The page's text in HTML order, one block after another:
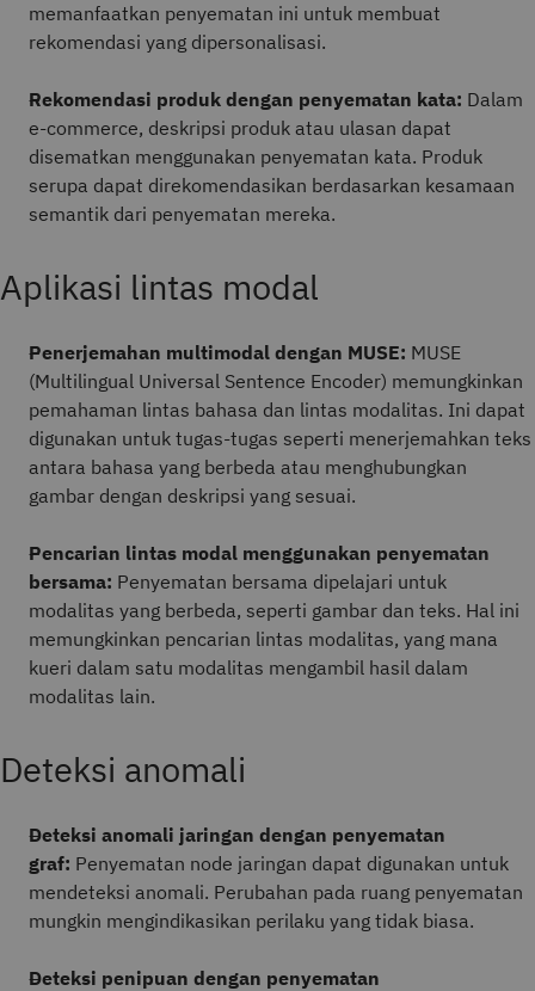
memanfaatkan penyematan ini untuk membuat
rekomendasi yang dipersonalisasi.
Rekomendasi produk dengan penyematan kata: Dalam
e-commerce, deskripsi produk atau ulasan dapat
disematkan menggunakan penyematan kata. Produk
serupa dapat direkomendasikan berdasarkan kesamaan
semantik dari penyematan mereka.
Aplikasi lintas modal
Penerjemahan multimodal dengan MUSE: MUSE
(Multilingual Universal Sentence Encoder) memungkinkan
pemahaman lintas bahasa dan lintas modalitas. Ini dapat
digunakan untuk tugas-tugas seperti menerjemahkan teks
antara bahasa yang berbeda atau menghubungkan
gambar dengan deskripsi yang sesuai.
Pencarian lintas modal menggunakan penyematan
bersama: Penyematan bersama dipelajari untuk
modalitas yang berbeda, seperti gambar dan teks. Hal ini
memungkinkan pencarian lintas modalitas, yang mana
kueri dalam satu modalitas mengambil hasil dalam
modalitas lain.
Deteksi anomali
Deteksi anomali jaringan dengan penyematan
graf: Penyematan node jaringan dapat digunakan untuk
mendeteksi anomali. Perubahan pada ruang penyematan
mungkin mengindikasikan perilaku yang tidak biasa.
Deteksi penipuan dengan penyematan